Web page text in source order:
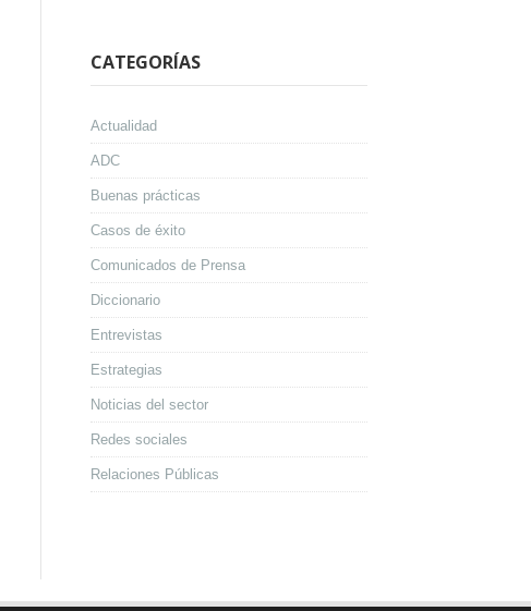
CATEGORÍAS
Actualidad
ADC
Buenas prácticas
Casos de éxito
Comunicados de Prensa
Diccionario
Entrevistas
Estrategias
Noticias del sector
Redes sociales
Relaciones Públicas